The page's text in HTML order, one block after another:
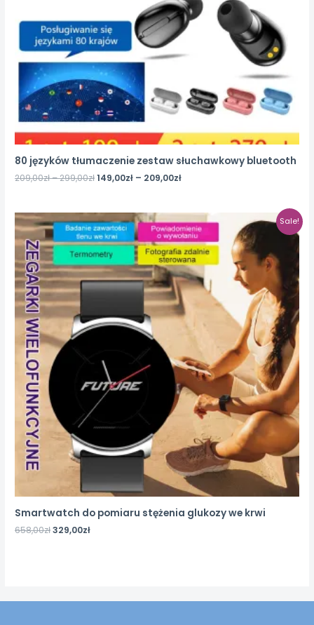
80 języków tłumaczenie zestaw słuchawkowy bluetooth
209,00zł–299,00zł149,00zł – 209,00zł
Sale!
Smartwatch do pomiaru stężenia glukozy we krwi
658,00zł329,00zł